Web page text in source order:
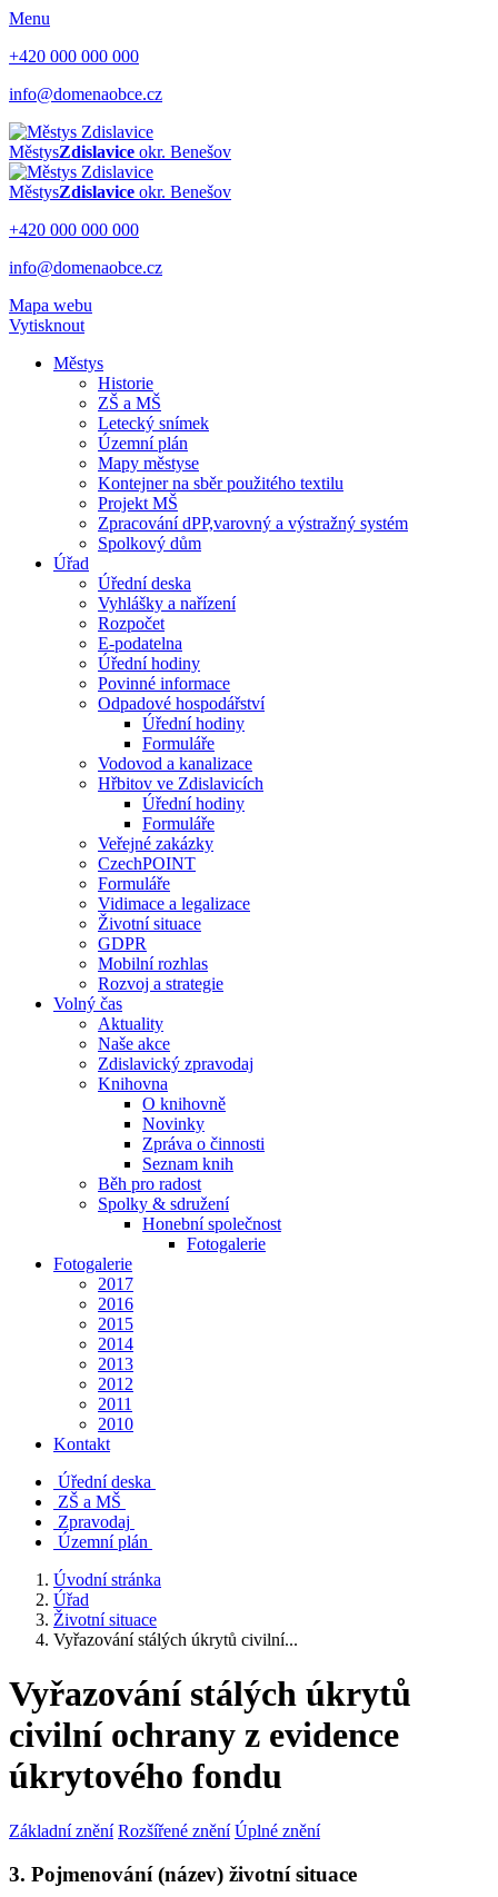
Menu
+420 000 000 000
info@domenaobce.cz
MěstysZdislavice okr. Benešov
MěstysZdislavice okr. Benešov
+420 000 000 000
info@domenaobce.cz
Mapa webu
Vytisknout
Městys
Historie
ZŠ a MŠ
Letecký snímek
Územní plán
Mapy městyse
Kontejner na sběr použitého textilu
Projekt MŠ
Zpracování dPP,varovný a výstražný systém
Spolkový dům
Úřad
Úřední deska
Vyhlášky a nařízení
Rozpočet
E-podatelna
Úřední hodiny
Povinné informace
Odpadové hospodářství
Úřední hodiny
Formuláře
Vodovod a kanalizace
Hřbitov ve Zdislavicích
Úřední hodiny
Formuláře
Veřejné zakázky
CzechPOINT
Formuláře
Vidimace a legalizace
Životní situace
GDPR
Mobilní rozhlas
Rozvoj a strategie
Volný čas
Aktuality
Naše akce
Zdislavický zpravodaj
Knihovna
O knihovně
Novinky
Zpráva o činnosti
Seznam knih
Běh pro radost
Spolky & sdružení
Honební společnost
Fotogalerie
Fotogalerie
2017
2016
2015
2014
2013
2012
2011
2010
Kontakt
Úřední deska
ZŠ a MŠ
Zpravodaj
Územní plán
Úvodní stránka
Úřad
Životní situace
Vyřazování stálých úkrytů civilní...
Vyřazování stálých úkrytů
civilní ochrany z evidence
úkrytového fondu
Základní znění Rozšířené znění Úplné znění
3. Pojmenování (název) životní situace